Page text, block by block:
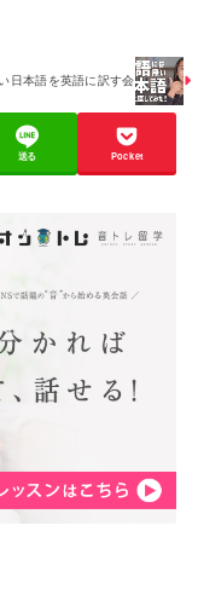
日本語を英語に訳す会
送る Pocket